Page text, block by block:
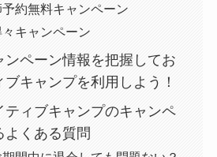
約無料キャンペーン
キャンペーン
ンペーン情報を把握してお
キャンプを利用しよう！
ティブキャンプのキャンペ
よくある質問